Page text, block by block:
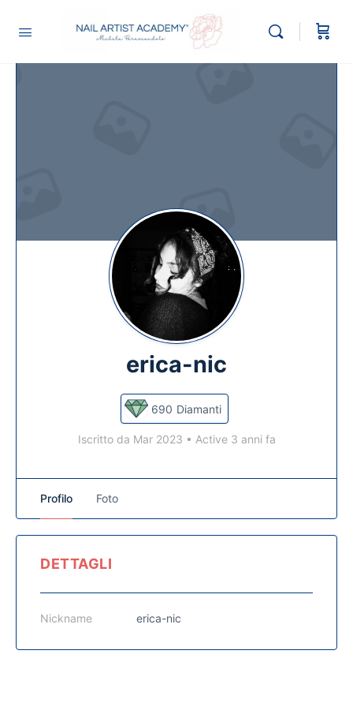
erica-nic
690 Diamanti
Iscritto da Mar 2023 • Active 3 anni fa
Profilo Foto
DETTAGLI
Nickname erica-nic